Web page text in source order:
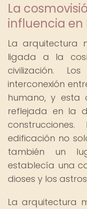
La
influencia
La arquitectura
ligada a la
civilización.
interconexión
humano, y esta
reflejada en la
edificación no
también un
establecía una
dioses y los
La arquitectura